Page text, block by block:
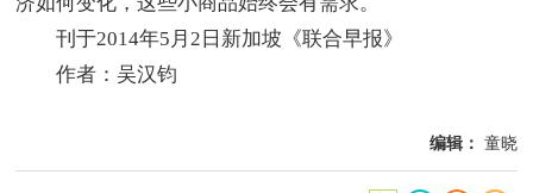
刊于2014年5月2日新加坡《联合早报》
作者：吴汉钧
编辑： 童晓